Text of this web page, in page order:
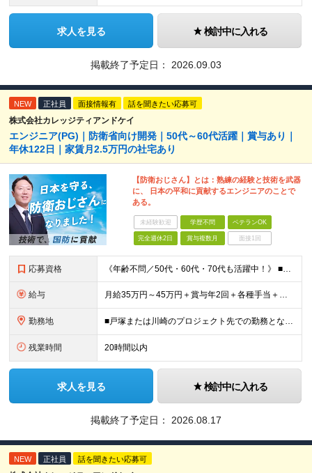
求人を見る 検討中に入れる
掲載終了予定日： 2026.09.03
NEW 正社員 面接情報有 話を聞きたい応募可
株式会社カレッジティアンドケイ
エンジニア(PG)｜防衛省向け開発｜50代～60代活躍｜賞与あり｜
年休122日｜家賃月2.5万円の社宅あり
【防衛おじさん】とは：熟練の経験と技術を武器
に、 日本の平和に貢献するエンジニアのことで
ある。
未経験歓迎 学歴不問 ベテランOK
完全週休2日 賞与複数月 面接1回
応募資格 《年齢不問／50代・60代・70代も活躍中！》 ■JavaまたはC言語系（C#、C++、C）を使用した開発経験をお持ちの方 ■学歴不問 「定年を迎えたが、まだまだ頑張りたい」 「技術の現場から離れて
給与 月給35万円～45万円＋賞与年2回＋各種手当＋残業代全額支給 ※経験・能力、前職給与を考慮の上、決定いたします ※試用期間3ヵ月(試用期間中と本採用後の待遇の差異はありません) ＊＊ 安定した収入
勤務地 ■戸塚または川崎のプロジェクト先での勤務となります ■転居を伴う転勤はありません ※他案件へ参画の場合は、本社または神奈川・都内のプロジェクト先での勤務となります 【本社】 神奈川県横浜市中区富士
残業時間 20時間以内
求人を見る 検討中に入れる
掲載終了予定日： 2026.08.17
NEW 正社員 話を聞きたい応募可